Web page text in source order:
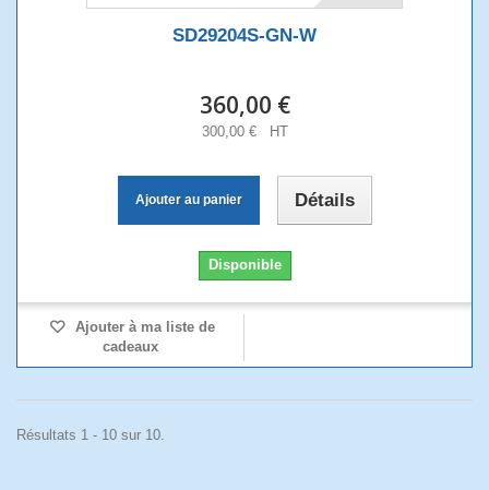
SD29204S-GN-W
360,00 €
300,00 € HT
Ajouter au panier Détails
Disponible
Ajouter à ma liste de
cadeaux
Résultats 1 - 10 sur 10.